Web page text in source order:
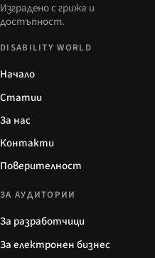
Изградено с грижа и
достъпност.
DISABILITY WORLD
Начало
Статии
За нас
Контакти
Поверителност
ЗА АУДИТОРИИ
За разработчици
За електронен бизнес